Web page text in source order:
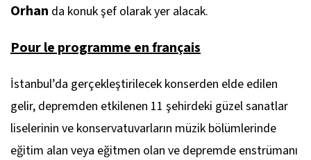
Orhan da konuk şef olarak yer alacak.
Pour le programme en français
İstanbul’da gerçekleştirilecek konserden elde edilen
gelir, depremden etkilenen 11 şehirdeki güzel sanatlar
liselerinin ve konservatuvarların müzik bölümlerinde
eğitim alan veya eğitmen olan ve depremde enstrümanı